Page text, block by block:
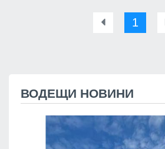
1
ВОДЕЩИ НОВИНИ